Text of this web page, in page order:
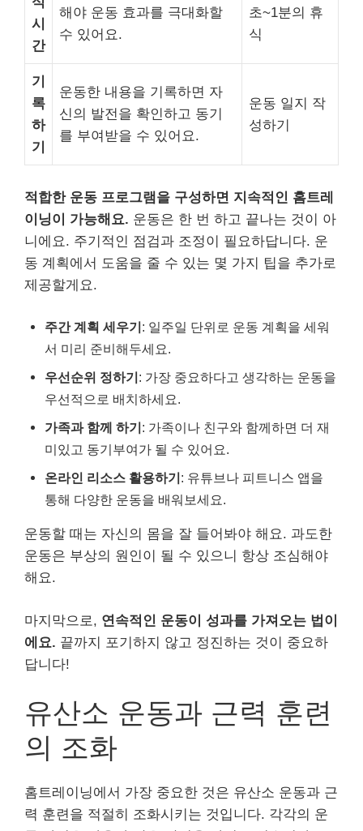
시
간
해야 운동 효과를 극대화할
수 있어요.
초~1분의 휴
식
기
록
하
기
운동한 내용을 기록하면 자
신의 발전을 확인하고 동기
를 부여받을 수 있어요.
운동 일지 작
성하기
적합한 운동 프로그램을 구성하면 지속적인 홈트레
이닝이 가능해요. 운동은 한 번 하고 끝나는 것이 아
니에요. 주기적인 점검과 조정이 필요하답니다. 운
동 계획에서 도움을 줄 수 있는 몇 가지 팁을 추가로
제공할게요.
주간 계획 세우기: 일주일 단위로 운동 계획을 세워
서 미리 준비해두세요.
우선순위 정하기: 가장 중요하다고 생각하는 운동을
우선적으로 배치하세요.
가족과 함께 하기: 가족이나 친구와 함께하면 더 재
미있고 동기부여가 될 수 있어요.
온라인 리소스 활용하기: 유튜브나 피트니스 앱을
통해 다양한 운동을 배워보세요.
운동할 때는 자신의 몸을 잘 들어봐야 해요. 과도한
운동은 부상의 원인이 될 수 있으니 항상 조심해야
해요.
마지막으로, 연속적인 운동이 성과를 가져오는 법이
에요. 끝까지 포기하지 않고 정진하는 것이 중요하
답니다!
유산소 운동과 근력 훈련
의 조화
홈트레이닝에서 가장 중요한 것은 유산소 운동과 근
력 훈련을 적절히 조화시키는 것입니다. 각각의 운